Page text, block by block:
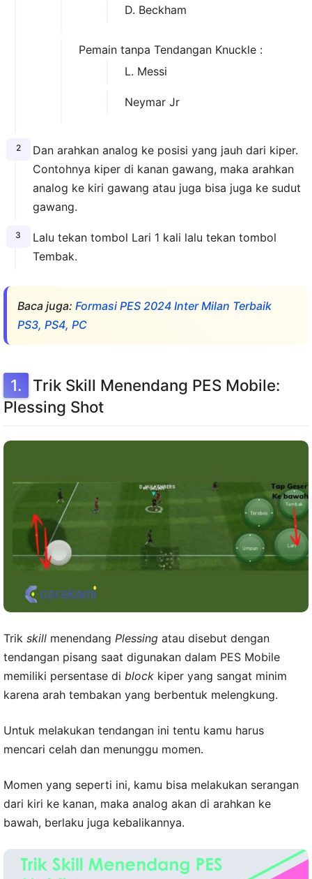
D. Beckham
Pemain tanpa Tendangan Knuckle :
L. Messi
Neymar Jr
Dan arahkan analog ke posisi yang jauh dari kiper.
Contohnya kiper di kanan gawang, maka arahkan
analog ke kiri gawang atau juga bisa juga ke sudut
gawang.
Lalu tekan tombol Lari 1 kali lalu tekan tombol
Tembak.
Baca juga: Formasi PES 2024 Inter Milan Terbaik
PS3, PS4, PC
Trik Skill Menendang PES Mobile:
Plessing Shot
Trik skill menendang Plessing atau disebut dengan
tendangan pisang saat digunakan dalam PES Mobile
memiliki persentase di block kiper yang sangat minim
karena arah tembakan yang berbentuk melengkung.
Untuk melakukan tendangan ini tentu kamu harus
mencari celah dan menunggu momen.
Momen yang seperti ini, kamu bisa melakukan serangan
dari kiri ke kanan, maka analog akan di arahkan ke
bawah, berlaku juga kebalikannya.